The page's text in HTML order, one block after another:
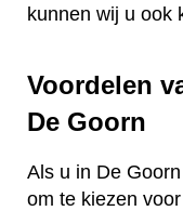
kunnen wij u ook
Voordelen
De Goorn
Als u in De
om te kiezen